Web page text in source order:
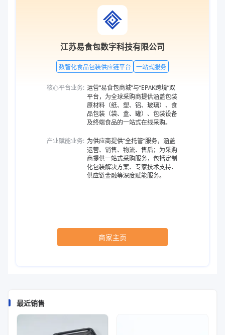
江苏易食包数字科技有限公司
数智化食品包装供应链平台 一站式服务
核心平台业务: 运营“易食包商城”与“EPAK跨境”双
平台，为全球采购商提供涵盖包装
原材料（纸、塑、铝、玻璃）、食
品包装（袋、盒、罐）、包装设备
及终端食品的一站式在线采购。
产业赋能业务: 为供应商提供“全托管”服务，涵盖
运营、销售、物流、售后；为采购
商提供一站式采购服务，包括定制
化包装解决方案、专家技术支持、
供应链金融等深度赋能服务。
商家主页
最近销售